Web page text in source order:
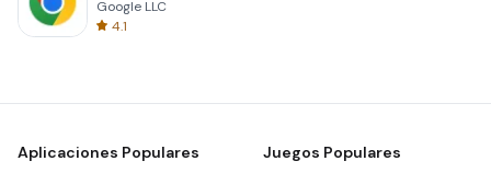
Google LLC
4.1
Aplicaciones Populares Juegos Populares